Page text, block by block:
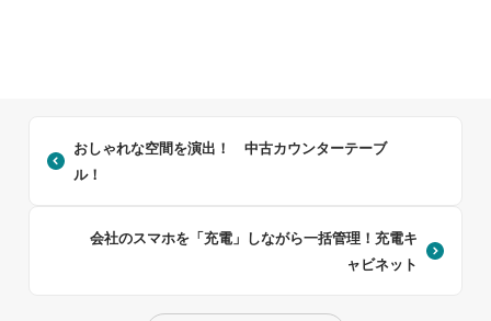
おしゃれな空間を演出！ 中古カウンターテーブ
ル！
会社のスマホを「充電」しながら一括管理！充電キ
ャビネット